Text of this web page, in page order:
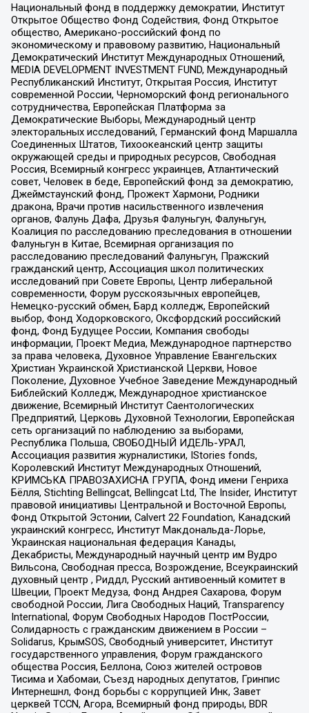
Национальный фонд в поддержку демократии, Институт
Открытое Общество Фонд Содействия, Фонд Открытое
общество, Американо-российский фонд по
экономическому и правовому развитию, Национальный
Демократический Институт Международных Отношений,
MEDIA DEVELOPMENT INVESTMENT FUND, Международный
Республиканский Институт, Открытая Россия, Институт
современной России, Черноморский фонд регионального
сотрудничества, Европейская Платформа за
Демократические Выборы, Международный центр
электоральных исследований, Германский фонд Маршалла
Соединенных Штатов, Тихоокеанский центр защиты
окружающей среды и природных ресурсов, Свободная
Россия, Всемирный конгресс украинцев, Атлантический
совет, Человек в беде, Европейский фонд за демократию,
Джеймстаунский фонд, Прожект Хармони, Родники
дракона, Врачи против насильственного извлечения
органов, Фалунь Дафа, Друзья Фалуньгун, Фалуньгун,
Коалиция по расследованию преследования в отношении
Фалуньгун в Китае, Всемирная организация по
расследованию преследований Фалуньгун, Пражский
гражданский центр, Ассоциация школ политических
исследований при Совете Европы, Центр либеральной
современности, Форум русскоязычных европейцев,
Немецко-русский обмен, Бард колледж, Европейский
выбор, Фонд Ходорковского, Оксфордский российский
фонд, Фонд Будущее России, Компания свободы
информации, Проект Медиа, Международное партнерство
за права человека, Духовное Управление Евангельских
Христиан Украинской Христианской Церкви, Новое
Поколение, Духовное Учебное Заведение Международный
Библейский Колледж, Международное христианское
движение, Всемирный Институт Саентологических
Предприятий, Церковь Духовной Технологии, Европейская
сеть организаций по наблюдению за выборами,
Республика Польша, СВОБОДНЫЙ ИДЕЛЬ-УРАЛ,
Ассоциация развития журналистики, IStories fonds,
Королевский Институт Международных Отношений,
КРИМСЬКА ПРАВОЗАХИСНА ГРУПА, Фонд имени Генриха
Бёлля, Stichting Bellingcat, Bellingcat Ltd, The Insider, Институт
правовой инициативы Центральной и Восточной Европы,
Фонд Открытой Эстонии, Calvert 22 Foundation, Канадский
украинский конгресс, Институт Макдональда-Лорье,
Украинская национальная федерация Канады,
Декабристы, Международный научный центр им Вудро
Вильсона, Свободная пресса, Возрождение, Всеукраинский
духовный центр , Риддл, Русский антивоенный комитет в
Швеции, Проект Медуза, Фонд Андрея Сахарова, Форум
свободной России, Лига Свободных Наций, Transparеncy
International, Форум Свободных Народов ПостРоссии,
Солидарность с гражданским движением в России –
Solidarus, КрымSOS, Свободный университет, Институт
государственного управления, Форум гражданского
общества Россия, Беллона, Союз жителей островов
Тисима и Хабомаи, Съезд народных депутатов, Гринпис
Интернешнл, Фонд борьбы с коррупцией Инк, Завет
церквей TCCN, Агора, Всемирный фонд природы, BDR